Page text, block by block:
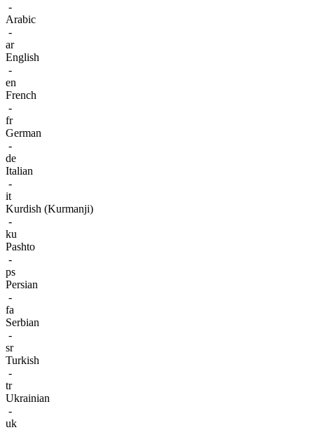
-
Arabic
-
ar
English
-
en
French
-
fr
German
-
de
Italian
-
it
Kurdish (Kurmanji)
-
ku
Pashto
-
ps
Persian
-
fa
Serbian
-
sr
Turkish
-
tr
Ukrainian
-
uk